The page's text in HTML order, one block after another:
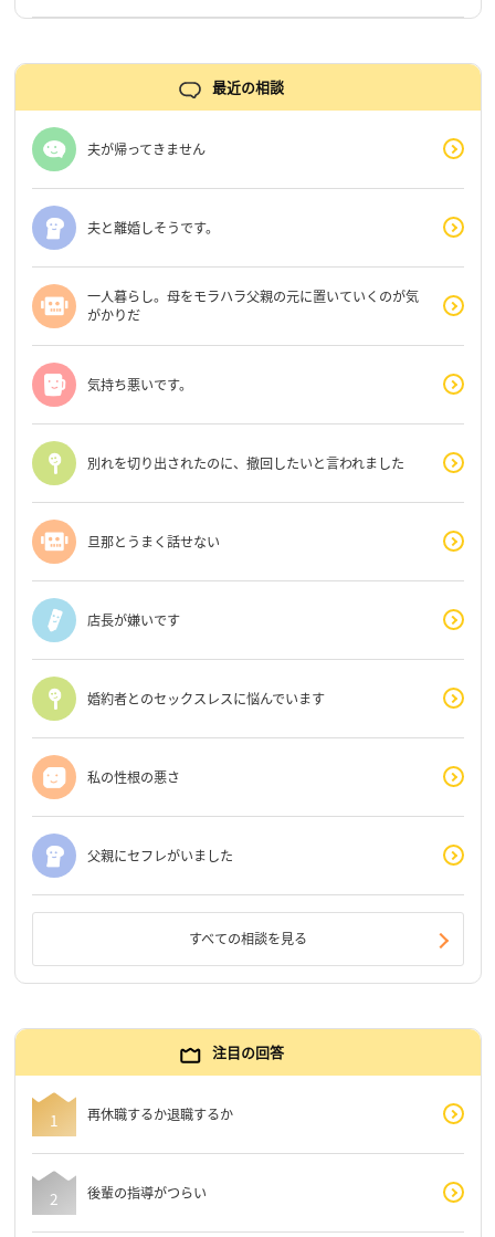
最近の相談
夫が帰ってきません
夫と離婚しそうです。
一人暮らし。母をモラハラ父親の元に置いていくのが気
がかりだ
気持ち悪いです。
別れを切り出されたのに、撤回したいと言われました
旦那とうまく話せない
店長が嫌いです
婚約者とのセックスレスに悩んでいます
私の性根の悪さ
父親にセフレがいました
すべての相談を見る
注目の回答
再休職するか退職するか
後輩の指導がつらい